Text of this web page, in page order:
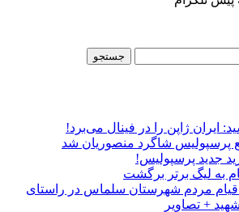
ایران ژاپن را در فینال می‌برد!
پرسپولیس شاگرد منصوریان شد
جدید پرسپولیس!
به لیگ برتر برگشت
قیام مردم شهرستان سلماس در راستای
+ تصاویر